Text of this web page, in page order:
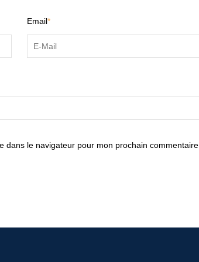
Email*
dans le navigateur pour mon prochain commentaire.